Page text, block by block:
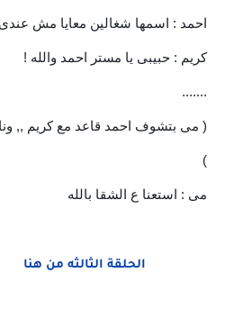
احمد : اسمها شغالين معايا مش عندى
كريم : حبيبى يا مستر احمد والله !
.......
( مى بتشوف احمد قاعد مع كريم ,,
)
مى : استعنا ع الشقا بالله
الحلقة الثالثه من هنا